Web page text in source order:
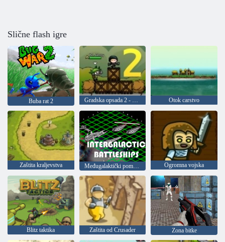
Slične flash igre
Buba rat 2 Gradska opsada 2 - Opsada za odmaralište Otok carstvo
Zaštita kraljevstva Međugalaktički pomorske bitke Ogromna vojska
Blitz taktika Zaštita od Crusader Zona bitke